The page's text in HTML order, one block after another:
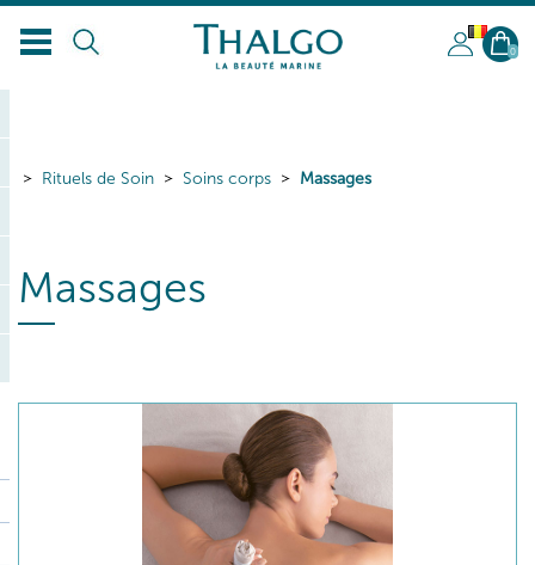
BL
0
Rituels de Soin Soins corps Massages
Massages